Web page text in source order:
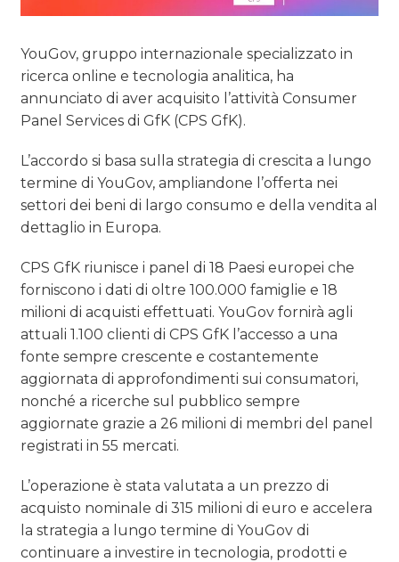
YouGov, gruppo internazionale specializzato in
ricerca online e tecnologia analitica, ha
annunciato di aver acquisito l’attività Consumer
Panel Services di GfK (CPS GfK).
L’accordo si basa sulla strategia di crescita a lungo
termine di YouGov, ampliandone l’offerta nei
settori dei beni di largo consumo e della vendita al
dettaglio in Europa.
CPS GfK riunisce i panel di 18 Paesi europei che
forniscono i dati di oltre 100.000 famiglie e 18
milioni di acquisti effettuati. YouGov fornirà agli
attuali 1.100 clienti di CPS GfK l’accesso a una
fonte sempre crescente e costantemente
aggiornata di approfondimenti sui consumatori,
nonché a ricerche sul pubblico sempre
aggiornate grazie a 26 milioni di membri del panel
registrati in 55 mercati.
L’operazione è stata valutata a un prezzo di
acquisto nominale di 315 milioni di euro e accelera
la strategia a lungo termine di YouGov di
continuare a investire in tecnologia, prodotti e